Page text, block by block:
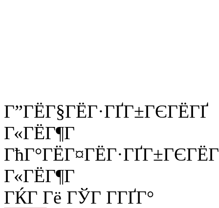
Г”ГЁГ§ГЁГ·ГҐГ±ГЄГЁГҐ
Г«ГЁГ¶Г
Г«ГЁГ¶Г
ГЌГ Гё ГЎГ Г­ГҐГ°